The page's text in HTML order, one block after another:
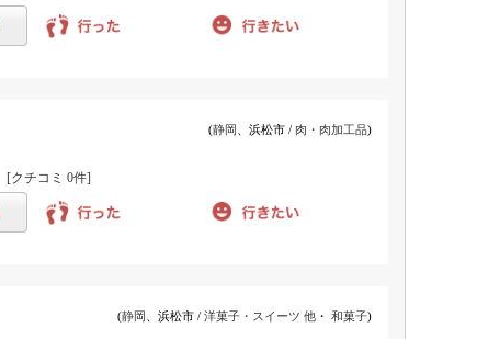
(静岡 、浜松市 / 肉・肉加工品)
[クチコミ0件]
(静岡 、浜松市 / 洋菓子・スイーツ 他 ・ 和菓子)